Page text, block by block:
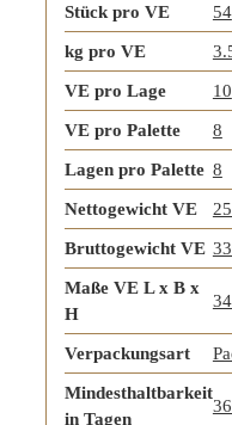
Stück pro VE 54
kg pro VE
VE pro Lage 10
VE pro Palette 8
Lagen pro Palette 8
Nettogewicht VE
Bruttogewicht VE
Maße VE L x B x
H
Verpackungsart
Mindesthaltbarkeit
in Tagen